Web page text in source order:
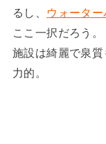
るし、
ウォータ
ここ一択だろう。
施設は綺麗で泉
力的。